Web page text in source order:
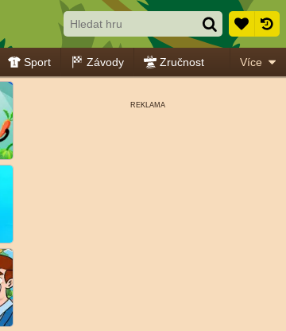
Sport Závody Zručnost Více